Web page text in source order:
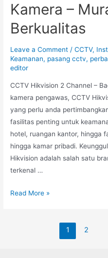
Kamera –
Berkualitas
Leave a Comment /CCTV,
Keamanan, pasang cctv,
editor
CCTV Hikvision 2 Channel –
kamera pengawas, CCTV
yang perlu anda
fasilitas penting untuk
hotel, ruangan kantor, hingga
hingga kamar pribadi.
Hikvision adalah salah satu
terkenal …
Read More »
1 2